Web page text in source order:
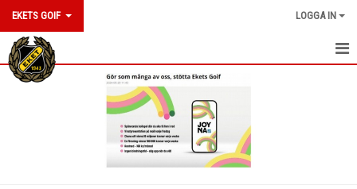
EKETS GOIF LOGGA IN
HEM